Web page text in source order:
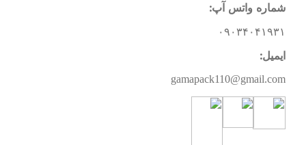
شماره واتس آپ:
۰۹۰۳۴۰۴۱۹۳۱
ایمیل:
gamapack110@gmail.com